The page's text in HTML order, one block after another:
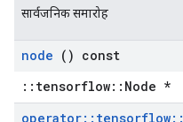
सार्वजनिक समारोह
node () const
::tensorflow::Node *
operator:: tensorflow::